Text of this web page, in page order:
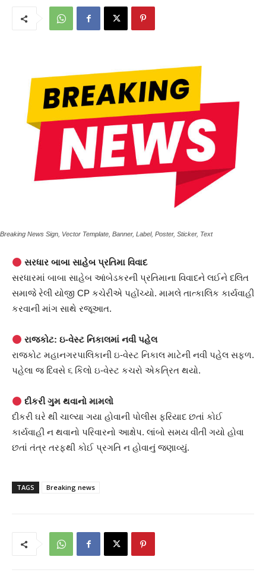
Breaking News Sign, Vector Template, Banner, Label, Poster, Sticker, Text
સરધાર બાબા સાહેબ પ્રતિમા વિવાદ
સરધારમાં બાબા સાહેબ આંબેડકરની પ્રતિમાના વિવાદને લઈને દલિત
સમાજે રેલી યોજી CP કચેરીએ પહોંચ્યો. મામલે તાત્કાલિક કાર્યવાહી
કરવાની માંગ સાથે રજૂઆત.
રાજકોટ: ઇ-વેસ્ટ નિકાલમાં નવી પહેલ
રાજકોટ મહાનગરપાલિકાની ઇ-વેસ્ટ નિકાલ માટેની નવી પહેલ સફળ.
પહેલા જ દિવસે ૬ કિલો ઇ-વેસ્ટ કચરો એકત્રિત થયો.
દીકરી ગુમ થવાનો મામલો
દીકરી ઘરે થી ચાલ્યા ગયા હોવાની પોલીસ ફરિયાદ છતાં કોઈ
કાર્યવાહી ન થવાનો પરિવારનો આક્ષેપ. લાંબો સમય વીતી ગયો હોવા
છતાં તંત્ર તરફથી કોઈ પ્રગતિ ન હોવાનું જણાવ્યું.
TAGS Breaking news